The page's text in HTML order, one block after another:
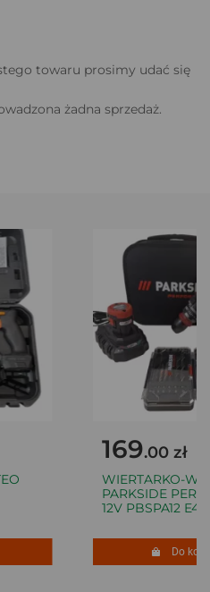
towaru prosimy udać się
żadna sprzedaż.
169.00 zł
WIERTARKO-
PARKSIDE
12V PBSPA12 E4
Do